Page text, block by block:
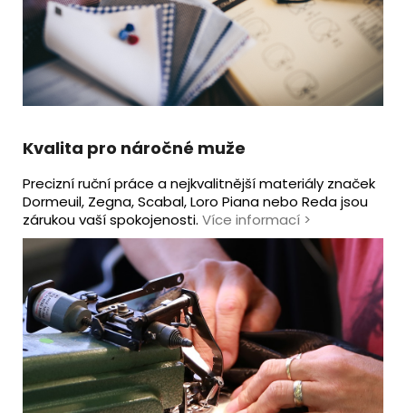
Kvalita pro náročné muže
Precizní ruční práce a nejkvalitnější materiály značek
Dormeuil, Zegna, Scabal, Loro Piana nebo Reda jsou
zárukou vaší spokojenosti. Více informací >